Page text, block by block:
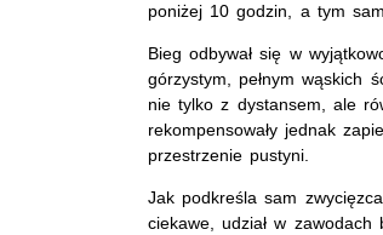
poniżej 10 godzin, a tym
Bieg odbywał się w
górzystym, pełnym wąskich
nie tylko z dystansem, ale
rekompensowały jednak
przestrzenie pustyni.
Jak podkreśla sam
ciekawe, udział w